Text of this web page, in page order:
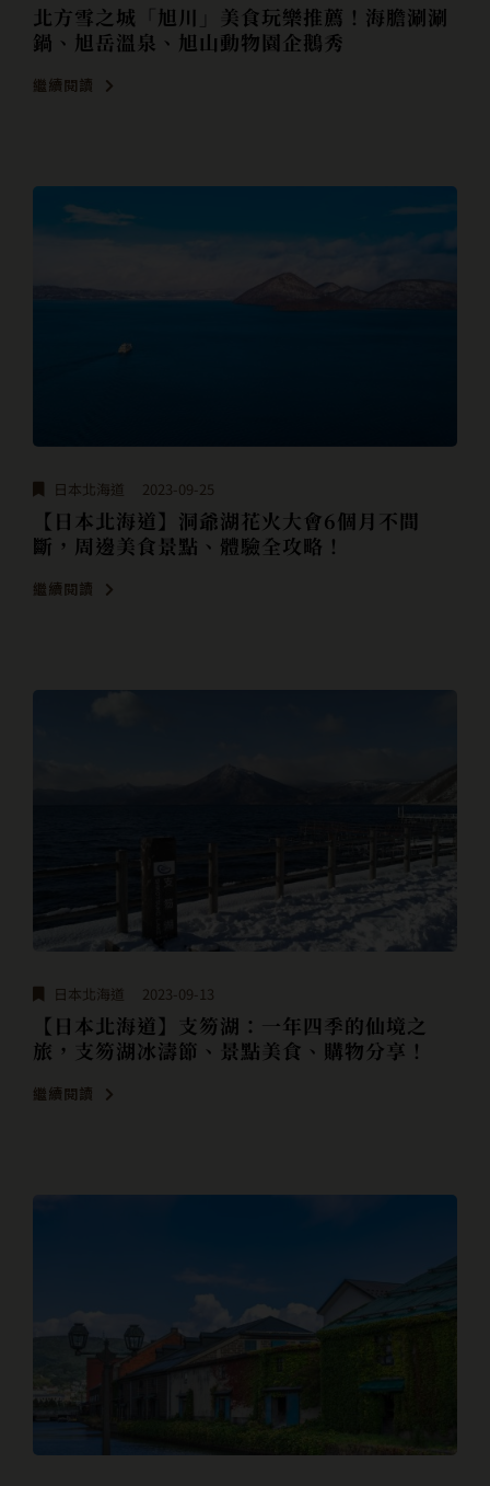
北方雪之城「旭川」美食玩樂推薦！海膽涮涮
鍋、旭岳溫泉、旭山動物園企鵝秀
繼續閱讀
日本北海道 2023-09-25
【日本北海道】洞爺湖花火大會6個月不間
斷，周邊美食景點、體驗全攻略！
繼續閱讀
日本北海道 2023-09-13
【日本北海道】支笏湖：一年四季的仙境之
旅，支笏湖冰濤節、景點美食、購物分享！
繼續閱讀